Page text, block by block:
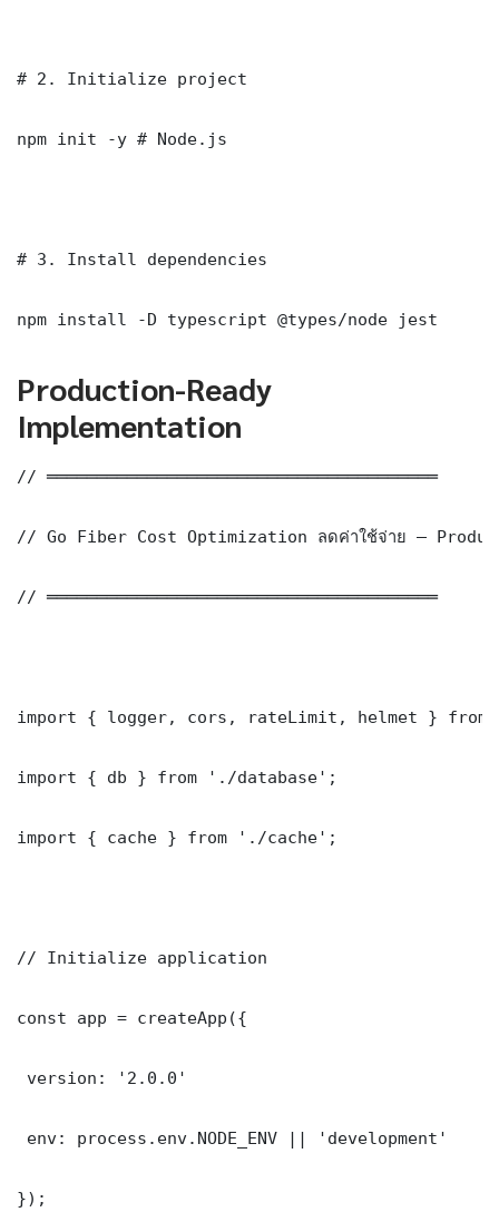
# 2. Initialize project
npm init -y # Node.js
# 3. Install dependencies
npm install -D typescript @types/node jest
Production-Ready
Implementation
// ═══════════════════════════════════════
// Go Fiber Cost Optimization ลดค่าใช้จ่าย —
// ═══════════════════════════════════════
import { logger, cors, rateLimit, helmet } from
import { db } from './database';
import { cache } from './cache';
// Initialize application
const app = createApp({
version: '2.0.0'
env: process.env.NODE_ENV || 'development'
});